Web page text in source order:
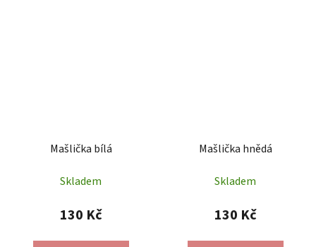
Mašlička bílá
Skladem
130 Kč
Mašlička hnědá
Skladem
130 Kč